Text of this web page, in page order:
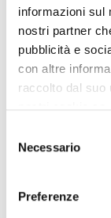
informazioni sul
nostri partner
pubblicità e
con altre
raccolto dal suo
delNecessario
Preferenze